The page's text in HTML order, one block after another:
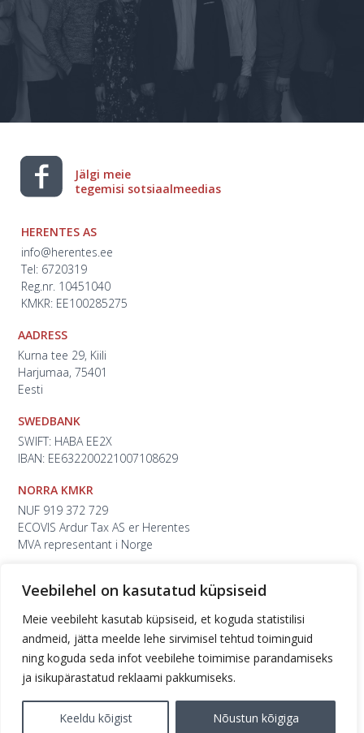
Veebilehel on kasutatud küpsiseid
Meie veebileht kasutab küpsiseid, et koguda statistilisi
andmeid, jätta meelde lehe sirvimisel tehtud toiminguid
ning koguda seda infot veebilehe toimimise parandamiseks
ja isikupärastatud reklaami pakkumiseks.
Keeldu kõigist Nõustun kõigiga
Jälgi meie
tegemisi sotsiaalmeedias
HERENTES AS
info@herentes.ee
Tel: 6720319
Reg.nr. 10451040
KMKR: EE100285275
AADRESS
Kurna tee 29, Kiili
Harjumaa, 75401
Eesti
SWEDBANK
SWIFT: HABA EE2X
IBAN: EE632200221007108629
NORRA KMKR
NUF 919 372 729
ECOVIS Ardur Tax AS er Herentes
MVA representant i Norge